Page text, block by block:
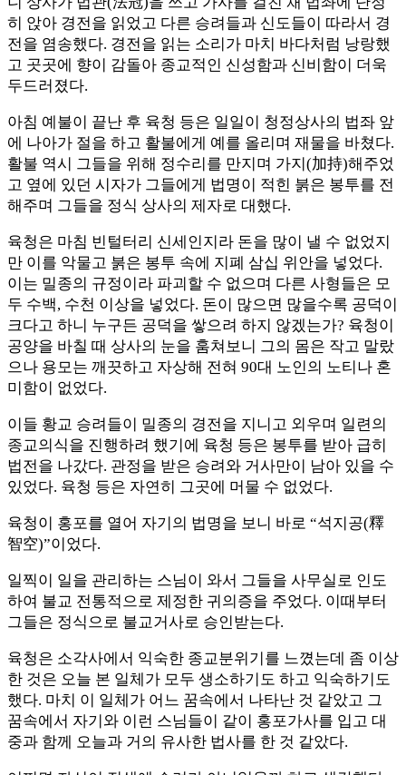
히 앉아 경전을 읽었고 다른 승려들과 신도들이 따라서 경
전을 염송했다. 경전을 읽는 소리가 마치 바다처럼 낭랑했
고 곳곳에 향이 감돌아 종교적인 신성함과 신비함이 더욱
두드러졌다.
아침 예불이 끝난 후 육청 등은 일일이 청정상사의 법좌 앞
에 나아가 절을 하고 활불에게 예를 올리며 재물을 바쳤다.
활불 역시 그들을 위해 정수리를 만지며 가지(加持)해주었
고 옆에 있던 시자가 그들에게 법명이 적힌 붉은 봉투를 전
해주며 그들을 정식 상사의 제자로 대했다.
육청은 마침 빈털터리 신세인지라 돈을 많이 낼 수 없었지
만 이를 악물고 붉은 봉투 속에 지폐 삼십 위안을 넣었다.
이는 밀종의 규정이라 파괴할 수 없으며 다른 사형들은 모
두 수백, 수천 이상을 넣었다. 돈이 많으면 많을수록 공덕이
크다고 하니 누구든 공덕을 쌓으려 하지 않겠는가? 육청이
공양을 바칠 때 상사의 눈을 훔쳐보니 그의 몸은 작고 말랐
으나 용모는 깨끗하고 자상해 전혀 90대 노인의 노티나 혼
미함이 없었다.
이들 황교 승려들이 밀종의 경전을 지니고 외우며 일련의
종교의식을 진행하려 했기에 육청 등은 봉투를 받아 급히
법전을 나갔다. 관정을 받은 승려와 거사만이 남아 있을 수
있었다. 육청 등은 자연히 그곳에 머물 수 없었다.
육청이 홍포를 열어 자기의 법명을 보니 바로 “석지공(釋
智空)”이었다.
일찍이 일을 관리하는 스님이 와서 그들을 사무실로 인도
하여 불교 전통적으로 제정한 귀의증을 주었다. 이때부터
그들은 정식으로 불교거사로 승인받는다.
육청은 소각사에서 익숙한 종교분위기를 느꼈는데 좀 이상
한 것은 오늘 본 일체가 모두 생소하기도 하고 익숙하기도
했다. 마치 이 일체가 어느 꿈속에서 나타난 것 같았고 그
꿈속에서 자기와 이런 스님들이 같이 홍포가사를 입고 대
중과 함께 오늘과 거의 유사한 법사를 한 것 같았다.